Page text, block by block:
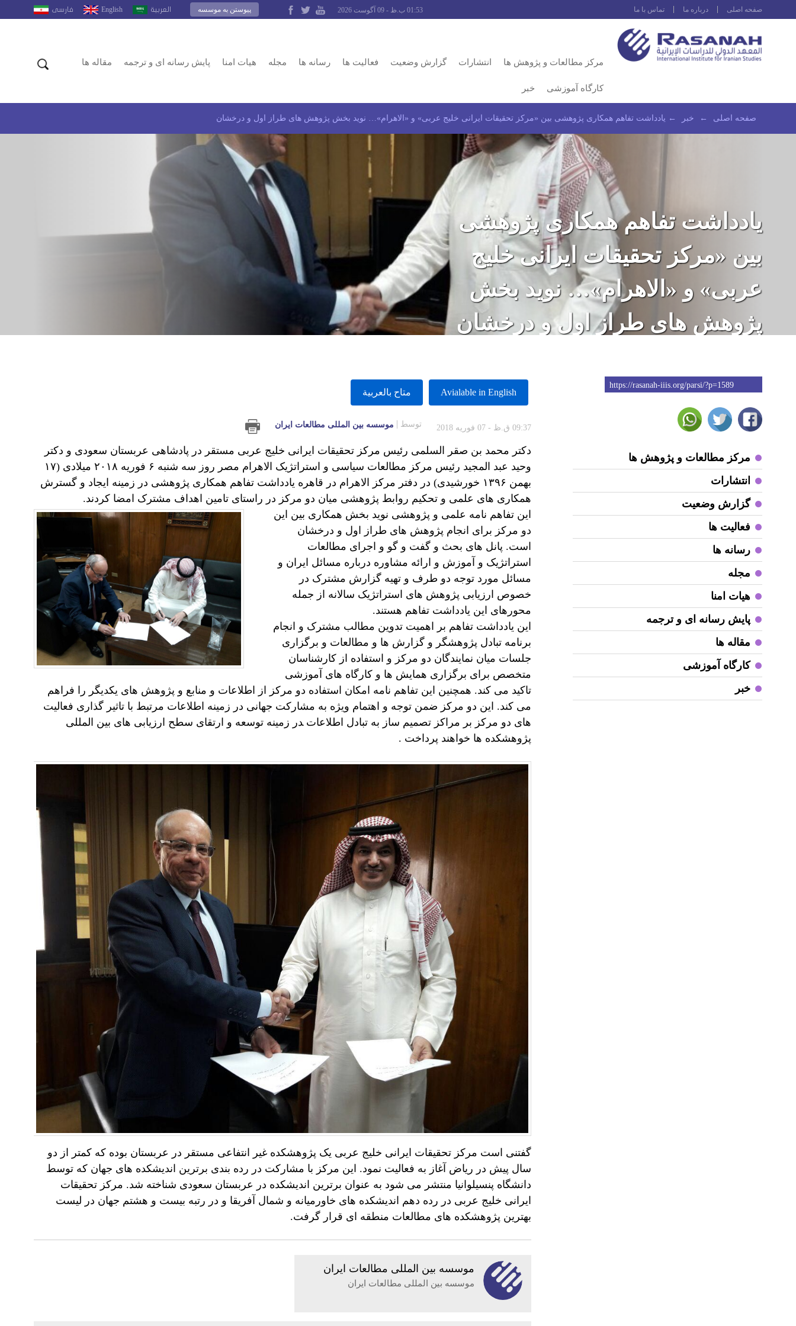
صفحه اصلى درباره ما تماس با ما العربية English فارسى پیوستن به موسسه 01:53 ب.ظ - 09 آگوست 2026
مرکز مطالعات و پژوهش ها انتشارات گزارش وضعیت فعالیت ها رسانه ها مجله هیات امنا پایش رسانه ای و ترجمه مقاله ها
کارگاه آموزشی خبر
صفحه اصلى ← خبر ← یادداشت تفاهم همکاری پژوهشی بین «مرکز تحقیقات ایرانی خلیج عربی» و «الاهرام»… نوید بخش پژوهش های طراز اول و درخشان
یادداشت تفاهم همکاری پژوهشی
بین «مرکز تحقیقات ایرانی خلیج
عربی» و «الاهرام»… نوید بخش
پژوهش های طراز اول و درخشان
https://rasanah-iiis.org/parsi/?p=1589
مرکز مطالعات و پژوهش ها
انتشارات
گزارش وضعیت
فعالیت ها
رسانه ها
مجله
هیات امنا
پایش رسانه ای و ترجمه
مقاله ها
کارگاه آموزشی
خبر
Avialable in English متاح بالعربية
09:37 ق.ظ - 07 فوریه 2018 توسط موسسه بين المللى مطالعات ايران
دکتر محمد بن صقر السلمی رئیس مرکز تحقیقات ایرانی خلیج عربی مستقر در پادشاهی عربستان سعودی و دکتر
وحید عبد المجید رئیس مرکز مطالعات سیاسی و استراتژیک الاهرام مصر روز سه شنبه ۶ فوریه ۲۰۱۸ میلادی (۱۷
بهمن ۱۳۹۶ خورشیدی) در دفتر مرکز الاهرام در قاهره یادداشت تفاهم همکاری پژوهشی در زمینه ایجاد و گسترش
همکاری های علمی و تحکیم روابط پژوهشی میان دو مرکز در راستای تامین اهداف مشترک امضا کردند.
این تفاهم نامه علمی و پژوهشی نوید بخش همکاری بین این
دو مرکز برای انجام پژوهش های طراز اول و درخشان
است. پانل های بحث و گفت و گو و اجرای مطالعات
استراتژیک و آموزش و ارائه مشاوره درباره مسائل ایران و
مسائل مورد توجه دو طرف و تهیه گزارش مشترک در
خصوص ارزیابی پژوهش های استراتژیک سالانه از جمله
محورهای این یادداشت تفاهم هستند.
این یادداشت تفاهم بر اهمیت تدوین مطالب مشترک و انجام
برنامه تبادل پژوهشگر و گزارش ها و مطالعات و برگزاری
جلسات میان نمایندگان دو مرکز و استفاده از کارشناسان
متخصص برای برگزاری همایش ها و كارگاه های آموزشی
تاکید می کند. همچنین این تفاهم نامه امکان استفاده دو مرکز از اطلاعات و منابع و پژوهش های یکدیگر را فراهم
می کند. این دو مرکز ضمن توجه و اهتمام ویژه به مشارکت جهانی در زمینه اطلاعات مرتبط با تاثیر گذاری فعالیت
های دو مرکز بر مراکز تصمیم ساز به تبادل اطلاعات ‍در زمینه توسعه و ارتقای سطح ارزیابی های بین المللی
پژوهشکده ها خواهند پرداخت .
گفتنی است مرکز تحقیقات ایرانی خلیج عربی یک پژوهشکده غیر انتفاعی مستقر در عربستان بوده که کمتر از دو
سال پیش در ریاض آغاز به فعالیت نمود. این مرکز با مشارکت در رده بندی برترین اندیشکده های جهان که توسط
دانشگاه پنسیلوانیا منتشر می شود به عنوان برترین اندیشکده در عربستان سعودی شناخته شد. مرکز تحقیقات
ایرانی خلیج عربی در رده دهم اندیشکده های خاورمیانه و شمال آفریقا و در رتبه بیست و هشتم جهان در لیست
بهترین پژوهشکده های مطالعات منطقه ای قرار گرفت.
موسسه بين المللى مطالعات ايران
موسسه بين المللى مطالعات ايران